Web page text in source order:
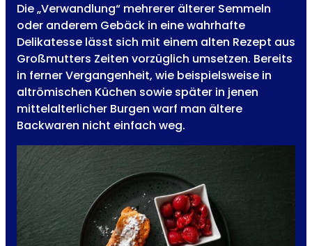
Die „Verwandlung“ mehrerer älterer Semmeln
oder anderem Gebäck in eine wahrhafte
Delikatesse lässt sich mit einem alten Rezept aus
Großmutters Zeiten vorzüglich umsetzen. Bereits
in ferner Vergangenheit, wie beispielsweise in
altrömischen Küchen sowie später in jenen
mittelalterlicher Burgen warf man ältere
Backwaren nicht einfach weg.